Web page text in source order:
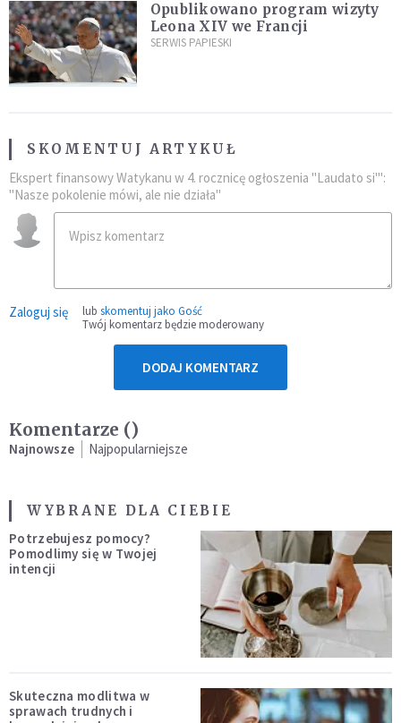
Opublikowano program wizyty
Leona XIV we Francji
SERWIS PAPIESKI
SKOMENTUJ ARTYKUŁ
Ekspert finansowy Watykanu w 4. rocznicę ogłoszenia "Laudato si'":
"Nasze pokolenie mówi, ale nie działa"
Zaloguj się lub skomentuj jako Gość
Twój komentarz będzie moderowany
DODAJ KOMENTARZ
Komentarze ()
Najnowsze Najpopularniejsze
WYBRANE DLA CIEBIE
Potrzebujesz pomocy?
Pomodlimy się w Twojej
intencji
Skuteczna modlitwa w
sprawach trudnych i